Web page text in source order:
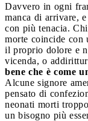
Davvero in ogni
manca di arrivare,
con più tenacia.
morte coincide con
il proprio dolore e
vicenda, o
bene che è come
Alcune signore
pensato di
neonati morti
un bisogno più